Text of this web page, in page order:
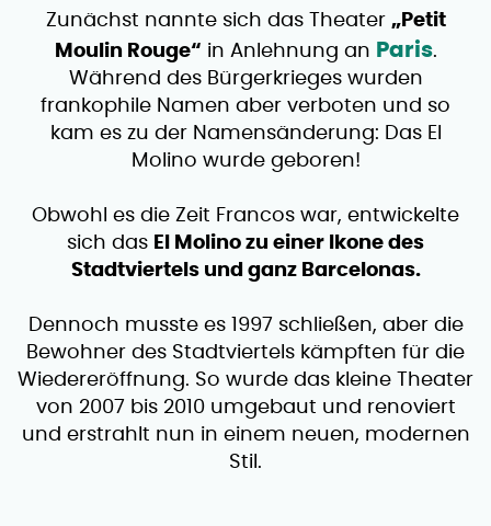
Zunächst nannte sich das Theater „Petit
Moulin Rouge“ in Anlehnung an Paris.
Während des Bürgerkrieges wurden
frankophile Namen aber verboten und so
kam es zu der Namensänderung: Das El
Molino wurde geboren!
Obwohl es die Zeit Francos war, entwickelte
sich das El Molino zu einer Ikone des
Stadtviertels und ganz Barcelonas.
Dennoch musste es 1997 schließen, aber die
Bewohner des Stadtviertels kämpften für die
Wiedereröffnung. So wurde das kleine Theater
von 2007 bis 2010 umgebaut und renoviert
und erstrahlt nun in einem neuen, modernen
Stil.